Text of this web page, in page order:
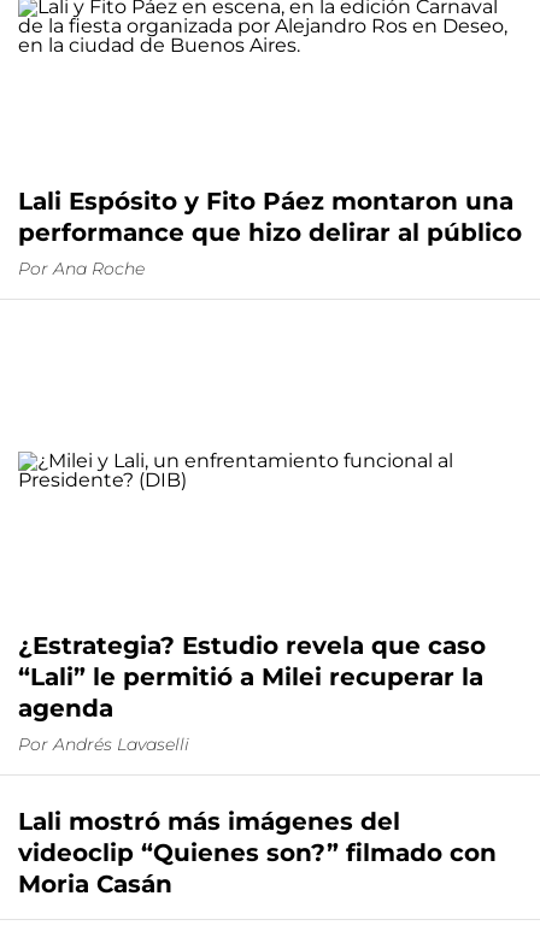
Lali Espósito y Fito Páez montaron una
performance que hizo delirar al público
Por Ana Roche
¿Estrategia? Estudio revela que caso
“Lali” le permitió a Milei recuperar la
agenda
Por Andrés Lavaselli
Lali mostró más imágenes del
videoclip “Quienes son?” filmado con
Moria Casán